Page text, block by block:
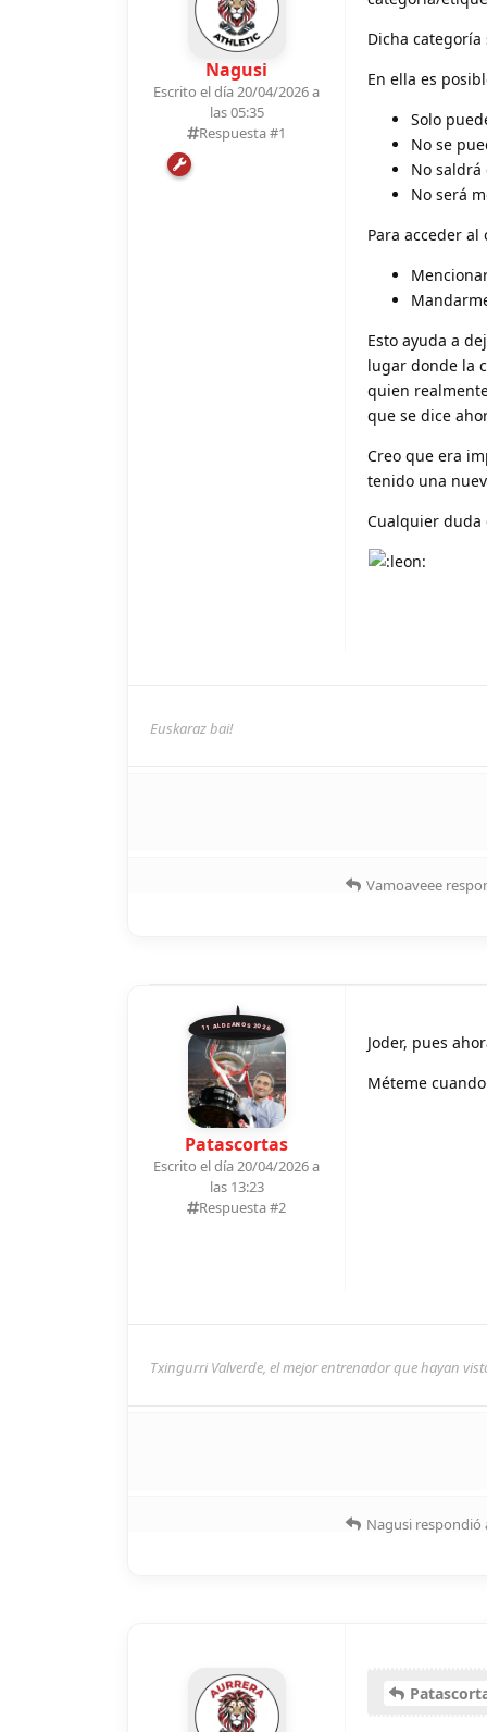
Nagusi
Escrito el día 20/04/2026 a
las 05:35
Respuesta #1
Dicha
En ella es
Solo
No se
No
No será
Para acceder
Esto ayuda a
lugar donde la
quien
que se dice
Creo que era
tenido una
Cualquier
Euskaraz bai!
Vamoaveee
11 ALDEANOS 2026
Patascortas
Escrito el día 20/04/2026 a
las 13:23
Respuesta #2
Joder, pues
Méteme
Txingurri Valverde, el mejor entrenador que hayan
Nagusi respondió